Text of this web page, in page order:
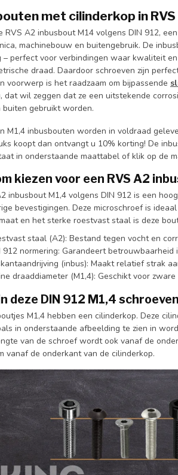
met cilinderkop in
RVS A2 inbusbout M14 volgens DIN 912,
machinebouw en buitengebruik. De
perfect voor verbindingen waar kwaliteit
draad. Daardoor schroeven zijn
voorwerp is het raadzaam om bijpassende
dat wil zeggen dat ze een uitstekende
buiten gebruikt worden.
M1,4 inbusbouten worden in voldraad
koopt dan ontvangt u 10% korting! De
in onderstaande maattabel of klik op de
kiezen voor een RVS A2
inbusbout M1,4 volgens DIN 912 is een
bevestigingen. Deze microschroef is
en het sterke roestvast staal is deze
staal (A2): Bestand tegen vocht en
912 normering: Garandeert betrouwbaarheid
(inbus): Maakt relatief strak
draaddiameter (M1,4): Geschikt voor
deze DIN 912 M1,4
M1,4 hebben een cilinderkop. Deze
in onderstaande afbeelding te zien in
van de schroef wordt ook vanaf de
vanaf de onderkant van de cilinderkop.